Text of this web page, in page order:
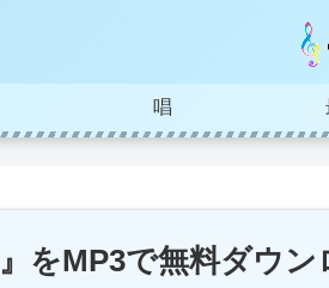
唱
をMP3で無料ダウ